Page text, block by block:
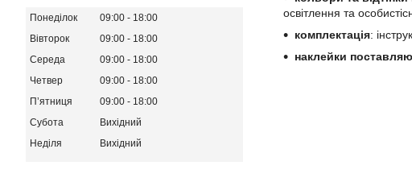
освітлення та
комплектація:
наклейки
Понеділок 09:00
18:00
Вівторок
09:00
18:00
Середа
09:00
18:00
Четвер
09:00
18:00
Пʼятниця
09:00
18:00
Субота
Вихідний
Неділя
Вихідний